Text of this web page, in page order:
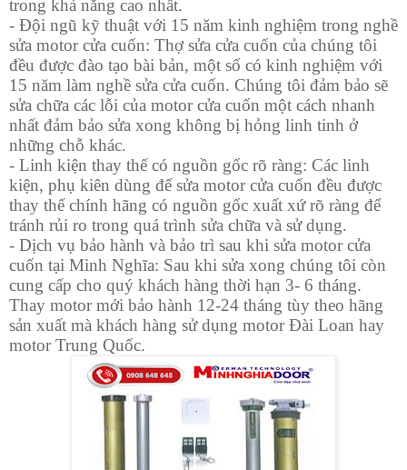
trong khả năng cao nhất.
- Đội ngũ kỹ thuật với 15 năm kinh nghiệm trong nghề
sửa motor cửa cuốn: Thợ sửa cửa cuốn của chúng tôi
đều được đào tạo bài bản, một số có kinh nghiệm với
15 năm làm nghề sửa cửa cuốn. Chúng tôi đảm bảo sẽ
sửa chữa các lỗi của motor cửa cuốn một cách nhanh
nhất đảm bảo sửa xong không bị hỏng linh tinh ở
những chỗ khác.
- Linh kiện thay thế có nguồn gốc rõ ràng: Các linh
kiện, phụ kiên dùng để sửa motor cửa cuốn đều được
thay thế chính hãng có nguồn gốc xuất xứ rõ ràng để
tránh rủi ro trong quá trình sửa chữa và sử dụng.
- Dịch vụ bảo hành và bảo trì sau khi sửa motor cửa
cuốn tại Minh Nghĩa: Sau khi sửa xong chúng tôi còn
cung cấp cho quý khách hàng thời hạn 3- 6 tháng.
Thay motor mới bảo hành 12-24 tháng tùy theo hãng
sản xuất mà khách hàng sử dụng motor Đài Loan hay
motor Trung Quốc.